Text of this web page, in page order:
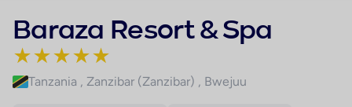
Baraza Resort & Spa
★★★★★
Tanzania , Zanzibar (Zanzibar) , Bwejuu